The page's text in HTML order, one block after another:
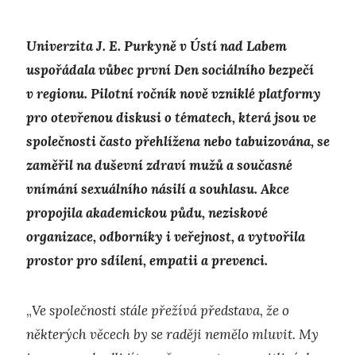
Univerzita J. E. Purkyně v Ústí nad Labem
uspořádala vůbec první Den sociálního bezpečí
v regionu. Pilotní ročník nově vzniklé platformy
pro otevřenou diskusi o tématech, která jsou ve
společnosti často přehlížena nebo tabuizována, se
zaměřil na duševní zdraví mužů a současné
vnímání sexuálního násilí a souhlasu. Akce
propojila akademickou půdu, neziskové
organizace, odborníky i veřejnost, a vytvořila
prostor pro sdílení, empatii a prevenci.
„Ve společnosti stále přežívá představa, že o
některých věcech by se raději nemělo mluvit. My